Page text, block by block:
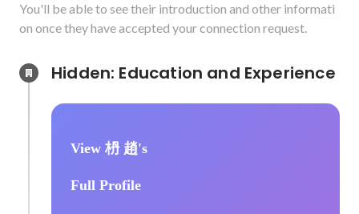
You'll be able to see their introduction and other informati
on once they have accepted your connection request.
View 枬 趙's
Full Profile